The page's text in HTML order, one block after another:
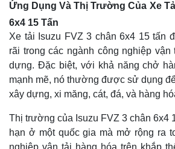
Ứng Dụng Và Thị Trường Của Xe
6x4 15 Tấn
Xe tải Isuzu FVZ 3 chân 6x4 15 tấn
rãi trong các ngành công nghiệp
dựng. Đặc biệt, với khả năng chở
mạnh mẽ, nó thường được sử dụng
xây dựng, xi măng, cát, đá, và hàng
Thị trường của Isuzu FVZ 3 chân 6x4
hạn ở một quốc gia mà mở rộng ra
nghiệp vận tải hàng hóa trên khắp